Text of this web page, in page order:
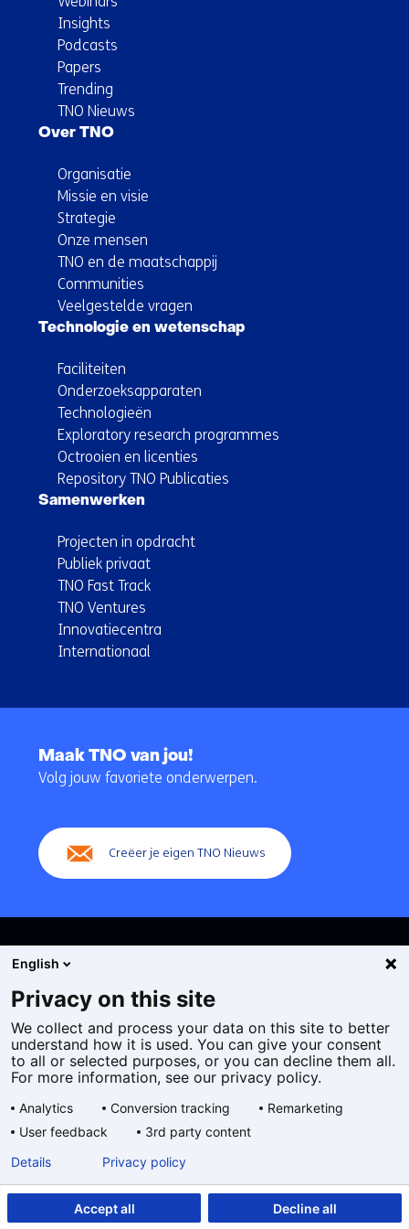
Insights
Podcasts
Papers
Trending
TNO Nieuws
Over TNO
Organisatie
Missie en visie
Strategie
Onze mensen
TNO en de maatschappij
Communities
Veelgestelde vragen
Technologie en wetenschap
Faciliteiten
Onderzoeksapparaten
Technologieën
Exploratory research programmes
Octrooien en licenties
Repository TNO Publicaties
Samenwerken
Projecten in opdracht
Publiek privaat
TNO Fast Track
TNO Ventures
Innovatiecentra
Internationaal
navigatie
Maak TNO van jou!
Volg jouw favoriete onderwerpen.
Creëer je eigen TNO Nieuws
Cookies
Privacy statement
Toegankelijkheid
Algemene voorwaarden
taal:
English
Privacy on this site
We collect and process your data on this site to better
understand how it is used. You can give your consent
to all or selected purposes, or you can decline them all.
For more information, see our privacy policy.
Analytics Conversion tracking
Remarketing
User feedback
3rd party content
Accept all Decline all
Details Privacy policy